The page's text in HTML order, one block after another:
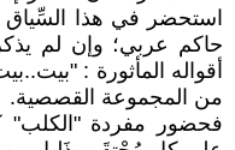
استحضر في هذا السِّياق
حاكم عربي؛ وإن لم
من المجموعة القصصية.
فحضور مفردة "الكلب"